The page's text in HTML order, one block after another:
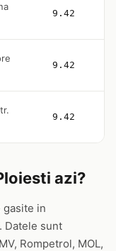
9.42
9.42
9.42
azi?
in
Datele sunt
Rompetrol, MOL,